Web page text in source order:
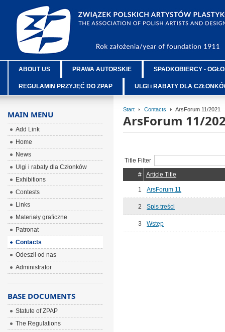
ABOUT US PRAWA AUTORSKIE SPADKOBIERCY -
REGULAMIN PRZYJĘĆ DO ZPAP ULGI i RABATY DLA
Start Contacts ArsForum 11/2021
ArsForum 11/
Title Filter
#
Article Title
1 ArsForum 11
2 Spis treści
3 Wstęp
MAIN MENU
Add Link
Home
News
Ulgi i rabaty dla Członków
Exhibitions
Contests
Links
Materiały graficzne
Patronat
Contacts
Odeszli od nas
Administrator
BASE DOCUMENTS
Statute of ZPAP
The Regulations